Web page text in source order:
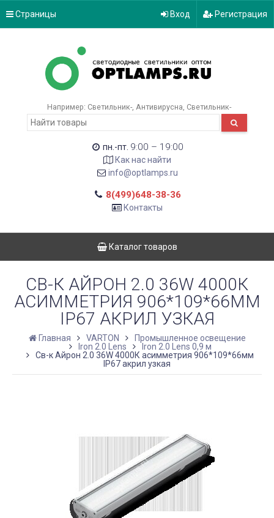
Страницы Вход Регистрация
Например: Светильник- Антивирусна Светильник-
пн.-пт. 9:00 – 19:00
Как нас найти
info@optlamps.ru
8(499)648-38-36
Контакты
Каталог товаров
СВ-К АЙРОН 2.0 36W 4000К
АСИММЕТРИЯ 906*109*66ММ
IP67 АКРИЛ УЗКАЯ
Главная VARTON
Промышленное освещение
Iron 2.0 Lens
Iron 2.0 Lens 0,9 м
Св-к Айрон 2.0 36W 4000К асимметрия 906*109*66мм
IP67 акрил узкая